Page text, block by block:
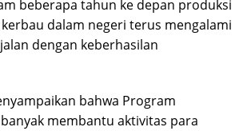
beberapa tahun ke depan produksi
dalam negeri terus mengalami
dengan keberhasilan
bahwa Program
membantu aktivitas para